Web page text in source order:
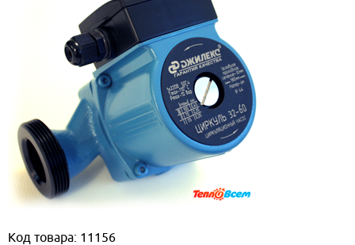
Код товара: 11156